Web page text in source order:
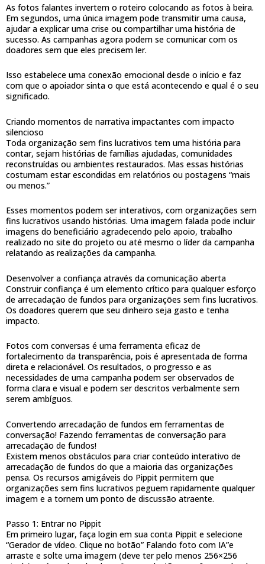
As fotos falantes invertem o roteiro colocando as fotos à beira.
Em segundos, uma única imagem pode transmitir uma causa,
ajudar a explicar uma crise ou compartilhar uma história de
sucesso. As campanhas agora podem se comunicar com os
doadores sem que eles precisem ler.
Isso estabelece uma conexão emocional desde o início e faz
com que o apoiador sinta o que está acontecendo e qual é o seu
significado.
Criando momentos de narrativa impactantes com impacto
silencioso
Toda organização sem fins lucrativos tem uma história para
contar, sejam histórias de famílias ajudadas, comunidades
reconstruídas ou ambientes restaurados. Mas essas histórias
costumam estar escondidas em relatórios ou postagens “mais
ou menos.”
Esses momentos podem ser interativos, com organizações sem
fins lucrativos usando histórias. Uma imagem falada pode incluir
imagens do beneficiário agradecendo pelo apoio, trabalho
realizado no site do projeto ou até mesmo o líder da campanha
relatando as realizações da campanha.
Desenvolver a confiança através da comunicação aberta
Construir confiança é um elemento crítico para qualquer esforço
de arrecadação de fundos para organizações sem fins lucrativos.
Os doadores querem que seu dinheiro seja gasto e tenha
impacto.
Fotos com conversas é uma ferramenta eficaz de
fortalecimento da transparência, pois é apresentada de forma
direta e relacionável. Os resultados, o progresso e as
necessidades de uma campanha podem ser observados de
forma clara e visual e podem ser descritos verbalmente sem
serem ambíguos.
Convertendo arrecadação de fundos em ferramentas de
conversação! Fazendo ferramentas de conversação para
arrecadação de fundos!
Existem menos obstáculos para criar conteúdo interativo de
arrecadação de fundos do que a maioria das organizações
pensa. Os recursos amigáveis do Pippit permitem que
organizações sem fins lucrativos peguem rapidamente qualquer
imagem e a tornem um ponto de discussão atraente.
Passo 1: Entrar no Pippit
Em primeiro lugar, faça login em sua conta Pippit e selecione
“Gerador de vídeo. Clique no botão” Falando foto com IA”e
arraste e solte uma imagem (deve ter pelo menos 256×256